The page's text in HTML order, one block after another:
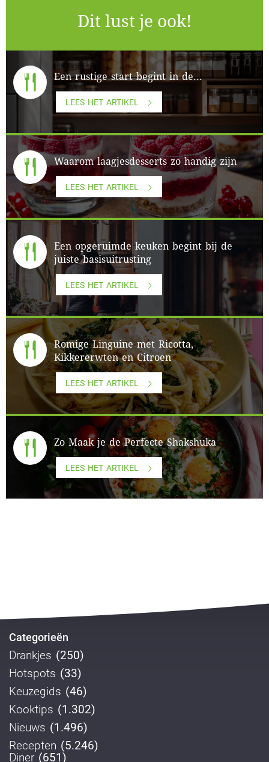
Dit lust je ook!
Een rustige start begint in de...
LEES HET ARTIKEL
Waarom laagjesdesserts zo handig zijn
LEES HET ARTIKEL
Een opgeruimde keuken begint bij de
juiste basisuitrusting
LEES HET ARTIKEL
Romige Linguine met Ricotta,
Kikkererwten en Citroen
LEES HET ARTIKEL
Zo Maak je de Perfecte Shakshuka
LEES HET ARTIKEL
Categorieën
Drankjes (250)
Hotspots (33)
Keuzegids (46)
Kooktips (1.302)
Nieuws (1.496)
Recepten (5.246)
Diner (651)